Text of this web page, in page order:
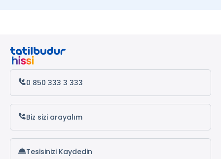
0 850 333 3 333
Biz sizi arayalım
Tesisinizi Kaydedin